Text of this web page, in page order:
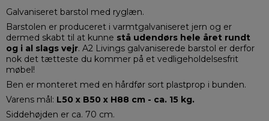
Galvaniseret barstol med ryglæn.
Barstolen er produceret i varmtgalvaniseret jern og er
dermed skabt til at kunne stå udendørs hele året rundt
og i al slags vejr. A2 Livings galvaniserede barstol er derfor
nok det tætteste du kommer på et vedligeholdelsesfrit
møbel!
Ben er monteret med en hårdfør sort plastprop i bunden.
Varens mål: L50 x B50 x H88 cm - ca. 15 kg.
Siddehøjden er ca. 70 cm.